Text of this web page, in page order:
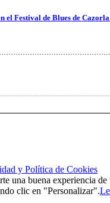
el Festival de Blues de
y Política de Cookies
una buena experiencia
clic en "Personalizar".